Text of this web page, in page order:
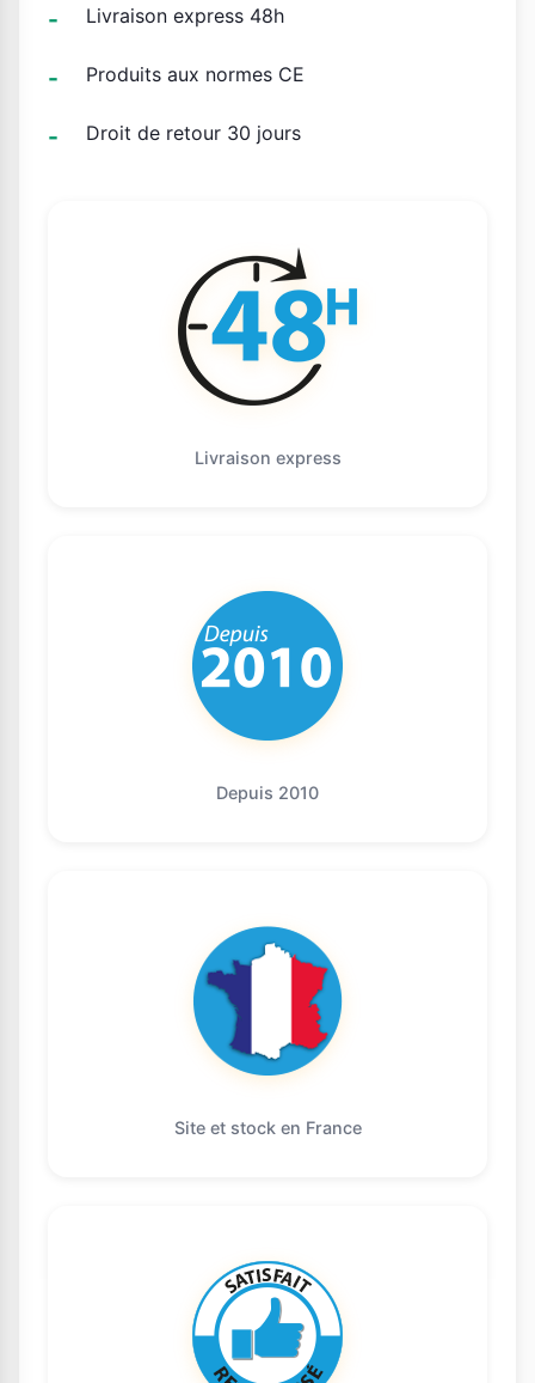
Livraison express 48h
Produits aux normes CE
Droit de retour 30 jours
Livraison express
Depuis 2010
Site et stock en France